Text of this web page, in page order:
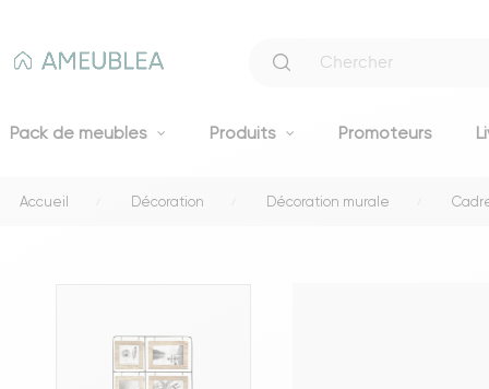
Pack de meubles Produits Promoteurs
Accueil Décoration Décoration murale